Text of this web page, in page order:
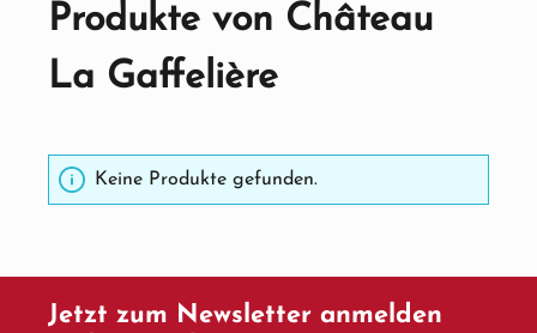
Produkte von Château
La Gaffelière
Keine Produkte gefunden.
Jetzt zum Newsletter anmelden